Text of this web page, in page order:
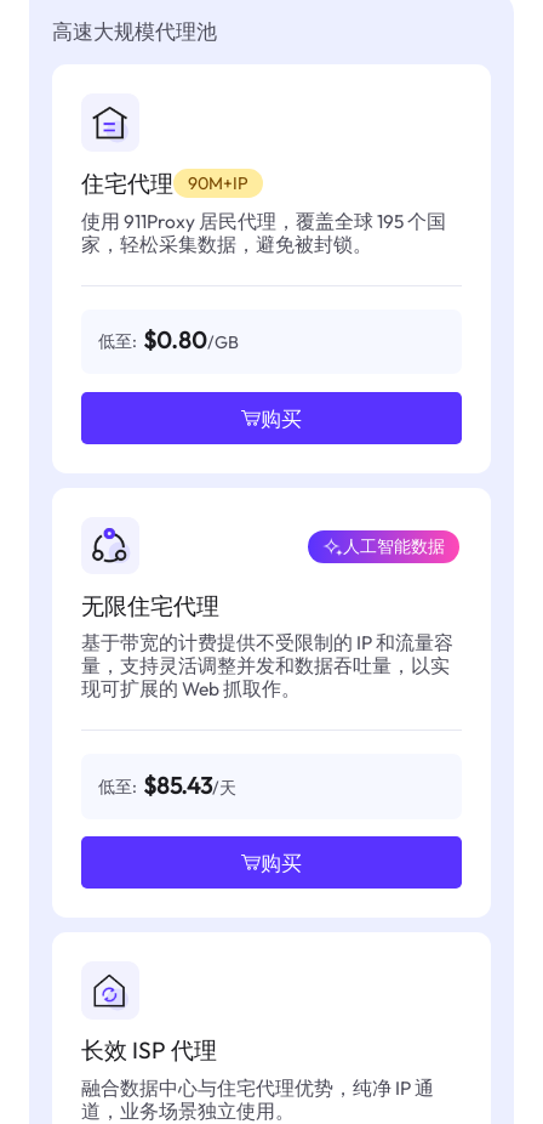
高速大规模代理池
住宅代理 90M+IP
使用 911Proxy 居民代理，覆盖全球 195 个国
家，轻松采集数据，避免被封锁。
低至: $0.80/GB
购买
无限住宅代理
人工智能数据
基于带宽的计费提供不受限制的 IP 和流量容
量，支持灵活调整并发和数据吞吐量，以实
现可扩展的 Web 抓取作。
低至: $85.43/天
购买
长效 ISP 代理
融合数据中心与住宅代理优势，纯净 IP 通
道，业务场景独立使用。